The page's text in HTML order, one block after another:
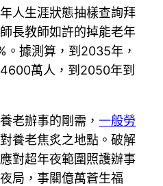
人生涯狀態抽樣查詢拜
長教師如許的掉能老年
。據測算，到2035年，
萬人，到2050年到
老辦事的剛需，一般勞
養老焦炙之地點。破解
對超年夜範圍照護辦事
局，事關億萬蒼生福